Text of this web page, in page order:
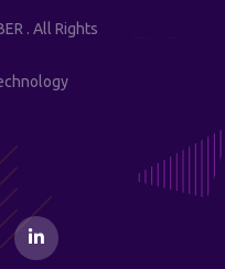
. All Rights